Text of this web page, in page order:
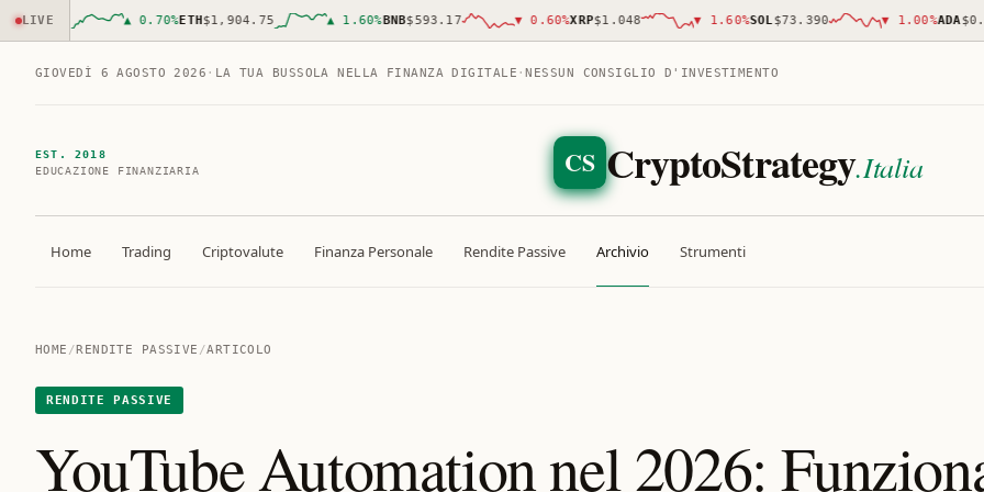
LIVE ▲ 0.70 % ETH$1,904.75 ▲ 1.60 % BNB$593.17 ▼ 0.60 % XRP$1.048 ▼ 1.60% SOL$73.390 ▼ 1.00% ADA
GIOVEDÌ 6 AGOSTO 2026 · LA TUA BUSSOLA NELLA FINANZA DIGITALE ·NESSUN CONSIGLIO D'INVESTIMENTO
EST. 2018
EDUCAZIONE FINANZIARIA
CS CryptoStrategy.Italia
Home Trading Criptovalute Finanza Personale Rendite Passive Archivio Strumenti
HOME /RENDITE PASSIVE /ARTICOLO
RENDITE PASSIVE
YouTube Automation nel 2026: